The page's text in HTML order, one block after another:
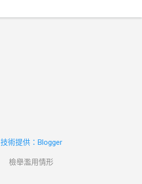
技術提供：Blogger
檢舉濫用情形